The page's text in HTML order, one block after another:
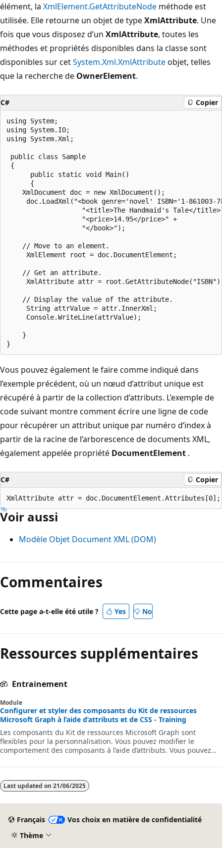
élément, la XmlElement.GetAttributeNode méthode est
utilisée. Elle retourne un objet de typeXmlAttribute. Une
fois que vous disposez d’un XmlAttribute, toutes les
méthodes et propriétés disponibles dans la classe sont
disponibles sur cetSystem.Xml.XmlAttributeobjet, telles
que la recherche de OwnerElement.
C# Copier
using System;
using System.IO;
using System.Xml;
public class Sample
{
      public static void Main()
      {
    XmlDocument doc = new XmlDocument();
doc.LoadXml("<book genre='novel' ISBN='1-861003-
"<title>The Handmaid's Tale</
                   "<price>14.95</price>" +
                   "</book>");
    // Move to an element.
     XmlElement root = doc.DocumentElement;
    // Get an attribute.
XmlAttribute attr =
    // Display the value of the attribute.
     String attrValue = attr.InnerXml;
     Console.WriteLine(attrValue);
    }
Vous pouvez également le faire comme indiqué dans
l’exemple précédent, où un nœud d’attribut unique est
récupéré à partir de la collection d’attributs. L’exemple de
code suivant montre comment écrire une ligne de code
pour récupérer un attribut unique par numéro d’index à
partir de la racine de l’arborescence de documents XML,
également appelée propriété DocumentElement .
C# Copier
Voir aussi
Modèle Objet Document XML (DOM)
Commentaires
Cette page a-t-elle été utile ? Yes No
Ressources supplémentaires
Entrainement
Module
Configurer et styler des composants du Kit de ressources
Microsoft Graph à l’aide d’attributs et de CSS - Training
Les composants du Kit de ressources Microsoft Graph sont
flexibles pour la personnalisation. Vous pouvez modifier le
comportement des composants à l’aide d’attributs. Vous pouvez
propriétés personnalisées CSS pour correspondre à la
Last updated on 21/06/2025
Français
Vos choix en matière de confidentialité
Thème